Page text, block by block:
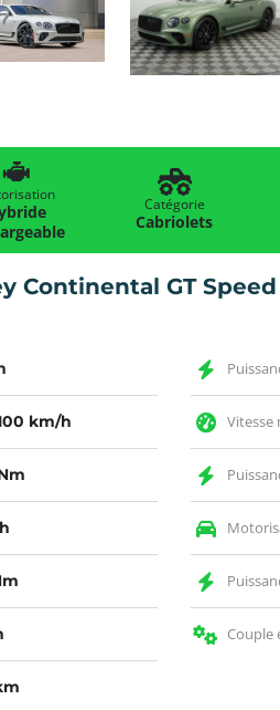
Catégorie
Cabriolets
Continental GT Speed
km/h Vitesse
Couple